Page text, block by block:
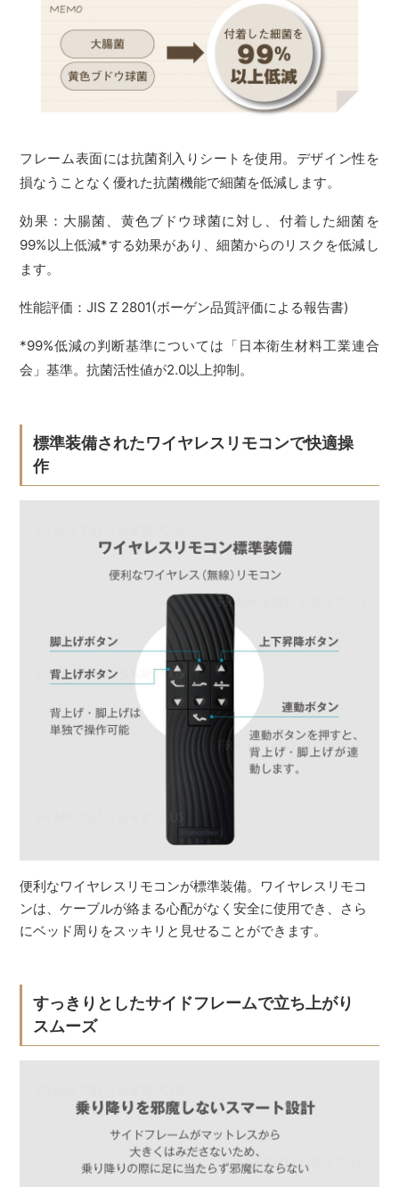
フレーム表面には抗菌剤入りシートを使用。デザイン性を
損なうことなく優れた抗菌機能で細菌を低減します。
効果：大腸菌、黄色ブドウ球菌に対し、付着した細菌を
99%以上低減*する効果があり、細菌からのリスクを低減し
ます。
性能評価：JIS Z 2801(ボーゲン品質評価による報告書)
*99%低減の判断基準については「日本衛生材料工業連合
会」基準。抗菌活性値が2.0以上抑制。
標準装備されたワイヤレスリモコンで快適操
作
便利なワイヤレスリモコンが標準装備。ワイヤレスリモコ
ンは、ケーブルが絡まる心配がなく安全に使用でき、さら
にベッド周りをスッキリと見せることができます。
すっきりとしたサイドフレームで立ち上がり
スムーズ